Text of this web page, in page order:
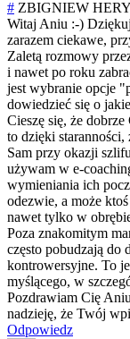
# ZBIGNIEW
Witaj Aniu :-)
zarazem ciekawe,
Zaletą rozmowy
i nawet po roku
jest wybranie opcje
dowiedzieć się o
Cieszę się, że
to dzięki
Sam przy okazji
używam w e-
wymieniania ich
odezwie, a może
nawet tylko w
Poza znakomitym
często pobudzają do
kontrowersyjne. To
myślącego, w
Pozdrawiam Cię
nadzieję, że Twój
Odpowiedz